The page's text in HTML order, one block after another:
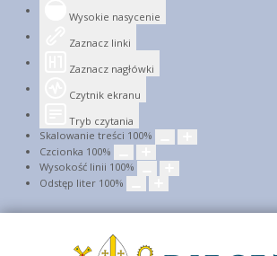
Wysokie nasycenie
Zaznacz linki
Zaznacz nagłówki
Czytnik ekranu
Tryb czytania
Skalowanie treści 100%
Czcionka 100%
Wysokość linii 100%
Odstęp liter 100%